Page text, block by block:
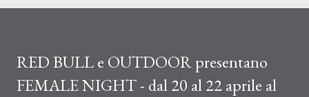
RED BULL e OUTDOOR presentano
FEMALE NIGHT - dal 20 al 22 aprile al